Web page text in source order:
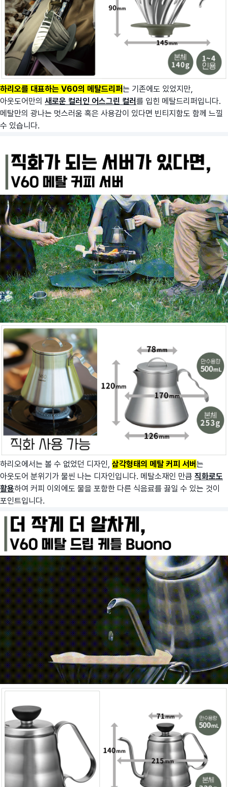
하리오를 대표하는 V60의 메탈드리퍼는 기존에도 있었지만,
아웃도어만의 새로운 컬러인 어스그린 컬러 를 입힌 메탈드리퍼입니다.
메탈만의 광나는 멋스러움 혹은 사용감이 있다면 빈티지함도 함께 느낄
수 있습니다.
하리오에서는 볼 수 없었던 디자인, 삼각형태의 메탈 커피 서버 는
아웃도어 분위기가 물씬 나는 디자인입니다. 메탈소재인 만큼 직화로도
활용하여 커피 이외에도 물을 포함한 다른 식음료를 끓일 수 있는 것이
포인트입니다.